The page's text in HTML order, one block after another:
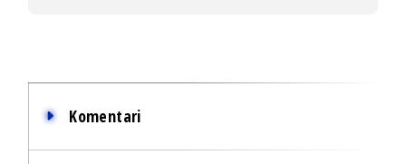
Komentari